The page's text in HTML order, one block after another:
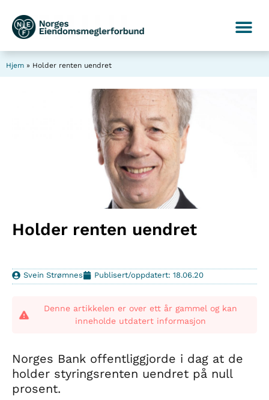
Hjem » Holder renten uendret
Holder renten uendret
Svein Strømnes Publisert/oppdatert: 18.06.20
Denne artikkelen er over ett år gammel og kan
inneholde utdatert informasjon
Norges Bank offentliggjorde i dag at de
holder styringsrenten uendret på null
prosent.